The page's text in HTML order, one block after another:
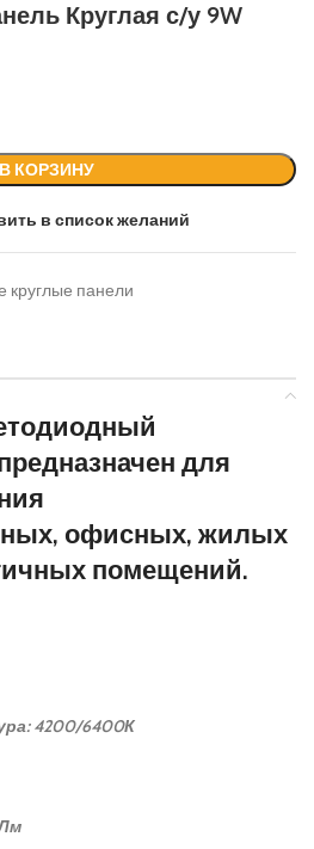
Круглая с/у 9W
В КОРЗИНУ
в список желаний
круглые панели
для
офисных, жилых
помещений.
4200/6400К